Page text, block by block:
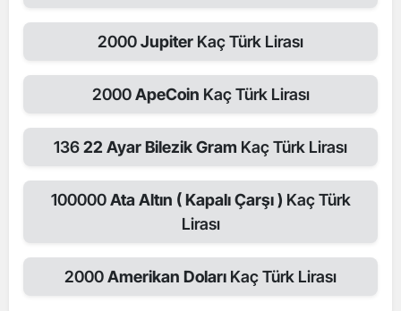
2000Jupiter Kaç Türk Lirası
2000ApeCoin Kaç Türk Lirası
13622 Ayar Bilezik Gram Kaç Türk Lirası
100000Ata Altın ( Kapalı Çarşı ) Kaç Türk
Lirası
2000Amerikan Doları Kaç Türk Lirası